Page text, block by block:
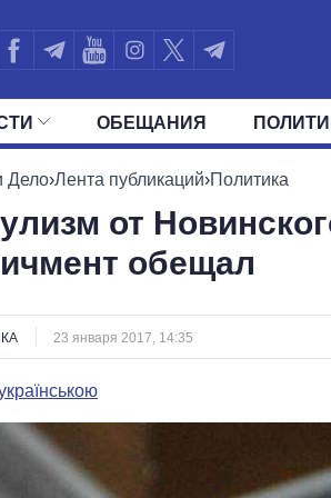
ОБЕЩАНИЯ
ВСЕ ПОЛИТИКИ ПРЕЗИДЕНТ И
Дело›Лента публикаций›Политика
от
обещал
23 января 2017, 14:35